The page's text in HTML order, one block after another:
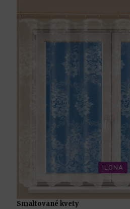
ILONA
Smaltované kvety